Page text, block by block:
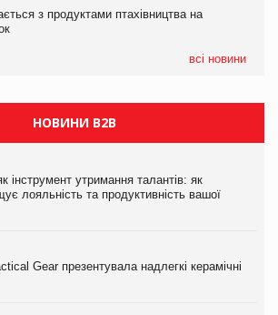
з продуктами птахівництва на
всі новини
з продуктами птахівництва на
з продуктами птахівництва на
НОВИНИ B2B
інструмент утримання талантів: як
лояльність та продуктивність вашої
Gear презентувала надлегкі керамічні